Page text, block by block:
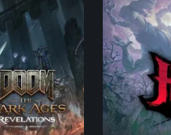
Hell
Clock:
Cursed
War
–
recensione: